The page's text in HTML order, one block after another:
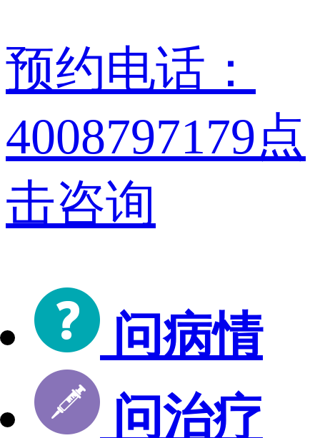
预约电话：
4008797179点
击咨询
问病情
问治疗